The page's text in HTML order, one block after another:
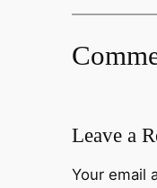
Leave a
Your email